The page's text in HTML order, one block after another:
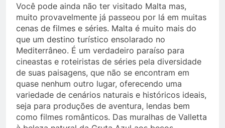
Você pode ainda não ter visitado Malta mas,
muito provavelmente já passeou por lá em muitas
cenas de filmes e séries. Malta é muito mais do
que um destino turístico ensolarado no
Mediterrâneo. É um verdadeiro paraíso para
cineastas e roteiristas de séries pela diversidade
de suas paisagens, que não se encontram em
quase nenhum outro lugar, oferecendo uma
variedade de cenários naturais e históricos ideais,
seja para produções de aventura, lendas bem
como filmes românticos. Das muralhas de Valletta